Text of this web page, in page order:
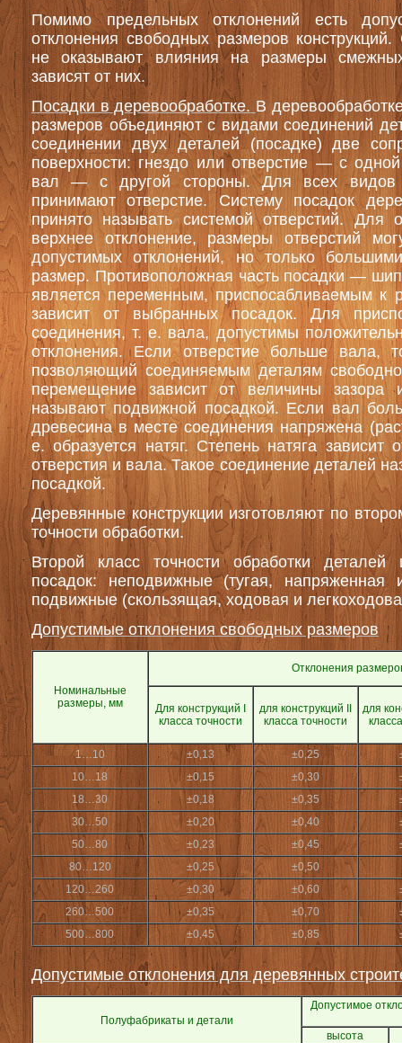
Помимо предельных отклонений есть
отклонения свободных размеров
не оказывают влияния на размеры
зависят от них.
Посадки в деревообработке. В
размеров объединяют с видами соединений
соединении двух деталей (посадке) две
поверхности: гнездо или отверстие — с
вал — с другой стороны. Для всех видов
принимают отверстие. Систему посадок
принято называть системой отверстий. Для
верхнее отклонение, размеры отверстий
допустимых отклонений, но только
размер. Противоположная часть посадки —
является переменным, приспосабливаемым к
зависит от выбранных посадок. Для
соединения, т. е. вала, допустимы
отклонения. Если отверстие больше вала,
позволяющий соединяемым деталям
перемещение зависит от величины зазора
называют подвижной посадкой. Если вал
древесина в месте соединения напряжена
е. образуется натяг. Степень натяга зависит
отверстия и вала. Такое соединение деталей
посадкой.
Деревянные конструкции изготовляют по
точности обработки.
Второй класс точности обработки
посадок: неподвижные (тугая, напряженная
подвижные (скользящая, ходовая и
Допустимые отклонения свободных размеров
Номинальные
размеры, мм
Отклонения
Для конструкций I
класса точности
для конструкций II
класса точности
для
1…10 ±0,13 ±0,25
10…18
±0,15 ±0,30
18…30
±0,18 ±0,35
30…50
±0,20 ±0,40
50…80
±0,23 ±0,45
80…120
±0,25
±0,50
120…260
±0,30 ±0,60
260…500
±0,35 ±0,70
500…800
±0,45 ±0,85
Допустимые отклонения для деревянных
Полуфабрикаты и детали
Допустимое
высота